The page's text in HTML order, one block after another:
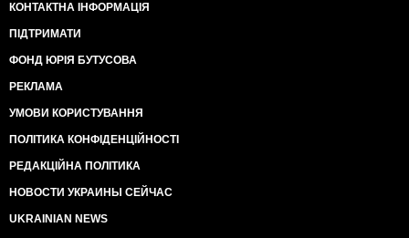
КОНТАКТНА ІНФОРМАЦІЯ
ПІДТРИМАТИ
ФОНД ЮРІЯ БУТУСОВА
РЕКЛАМА
УМОВИ КОРИСТУВАННЯ
ПОЛІТИКА КОНФІДЕНЦІЙНОСТІ
РЕДАКЦІЙНА ПОЛІТИКА
НОВОСТИ УКРАИНЫ СЕЙЧАС
UKRAINIAN NEWS